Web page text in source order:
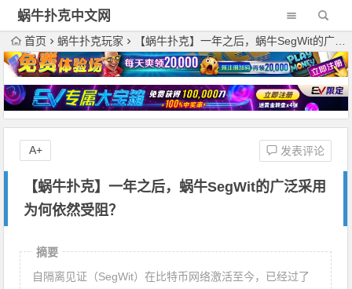
蜗牛扑克中文网
首页 蜗牛扑克玩家 【蜗牛扑克】一年之后，蜗牛SegWit的广泛采用为何依然受阻？
【蜗牛扑克】一年之后，蜗牛SegWit的广泛采用
为何依然受阻？
发表评论
A+
摘要
自隔离见证（SegWit）在比特币网络激活至今，已经过了